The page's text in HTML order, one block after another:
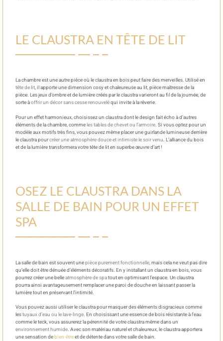
LE CLAUSTRA EN TÊTE DE LIT
La chambre est une autre pièce où le claustra en bois peut faire des merveilles. Utilisé en
tête de lit, il apporte une dimension cosy et chaleureuse au lit, pièce maîtresse de la
pièce. Les jeux d’ombre et de lumière créés par le claustra varieront au fil de la journée, de
sorte àoffrir un décor sans cesse renouveléqui invite à la rêverie.
Pour un effet harmonieux, choisissez un claustra dont le design fait écho à d’autres
éléments de la chambre, commeles tables de chevet ou l’armoire. Si vous optez pour un
modèle aux motifs très fins, vous pouvez même placer une guirlande lumineuse derrière
le claustra pourcréer une atmosphère douce et intimiste le soir venu. L’alliance du bois
et de la lumière transformera votre tête de lit en superbe œuvre d’art !
OSEZ LE CLAUSTRA DANS LA
SALLE DE BAIN POUR UN EFFET
SPA
La salle de bain est souvent unepièce purement fonctionnelle, mais cela ne veut pas dire
qu’elle doit être dénuée d’éléments décoratifs. En y installant un claustra en bois, vous
pourrez créer une belleatmosphère de spatout en optimisant l’espace. Un claustra
pourra ainsi avantageusement remplacer une paroi de douche en laissant passer la
lumière tout en préservant l’intimité.
Vous pouvez aussi utiliser le claustra pour masquer des éléments disgracieux comme
lestuyaux d’eau ou le lave-linge. En choisissant une essence de bois résistante à l’eau
comme le teck, vous assurerez la pérennité de votre claustra même dans un
environnement humide. Avec son matériau naturel et chaleureux, le claustra apportera
une sensation debien-êtreet de détente dans votre salle de bain.